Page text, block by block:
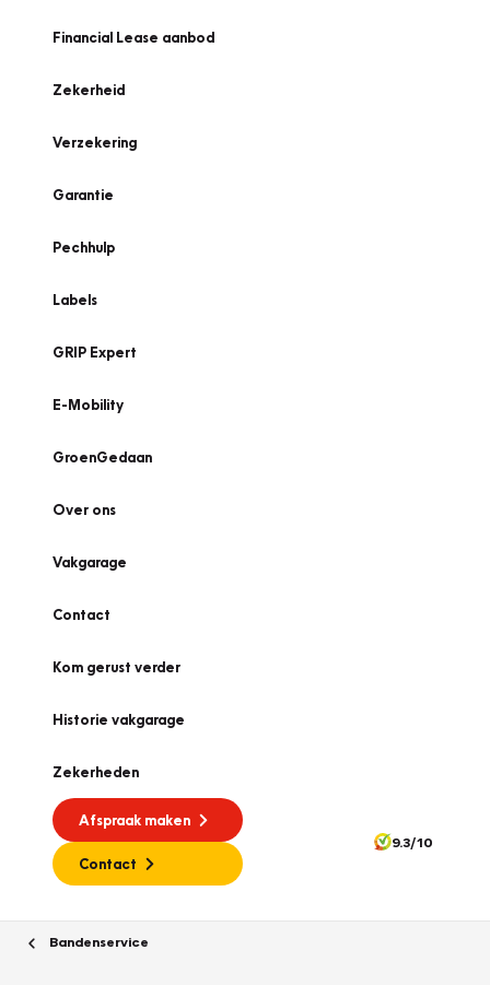
Financial Lease aanbod
Zekerheid
Verzekering
Garantie
Pechhulp
Labels
GRIP Expert
E-Mobility
GroenGedaan
Over ons
Vakgarage
Contact
Kom gerust verder
Historie vakgarage
Zekerheden
Afspraak maken
Contact
9.3/10
Bandenservice